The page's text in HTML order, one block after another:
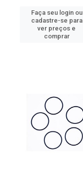
Faça seu login ou
cadastre-se para
ver preços e
comprar